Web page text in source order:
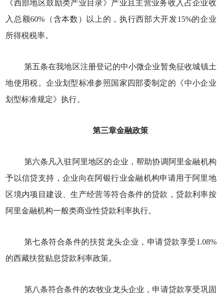
《西部地区鼓励类产业目录》产业且主营业务收入占企业收
入总额60%（含本数）以上的，执行西部大开发15%的企业
所得税税率。
第五条在我地区注册登记的中小微企业暂免征收城镇土
地使用税。企业划型标准参照国家四部委制定的《中小企业
划型标准规定》执行。
第三章金融政策
第六条凡入驻阿里地区的企业，帮助协调阿里金融机构
予以信贷支持，企业向在阿银行业金融机构申请用于阿里地
区境内项目建设、生产经营等符合条件的贷款，贷款利率按
阿里金融机构一般类商业性贷款利率执行。
第七条符合条件的扶贫龙头企业，申请贷款享受1.08%
的西藏扶贫贴息贷款利率政策。
第八条符合条件的农牧业龙头企业，申请贷款享受巩固